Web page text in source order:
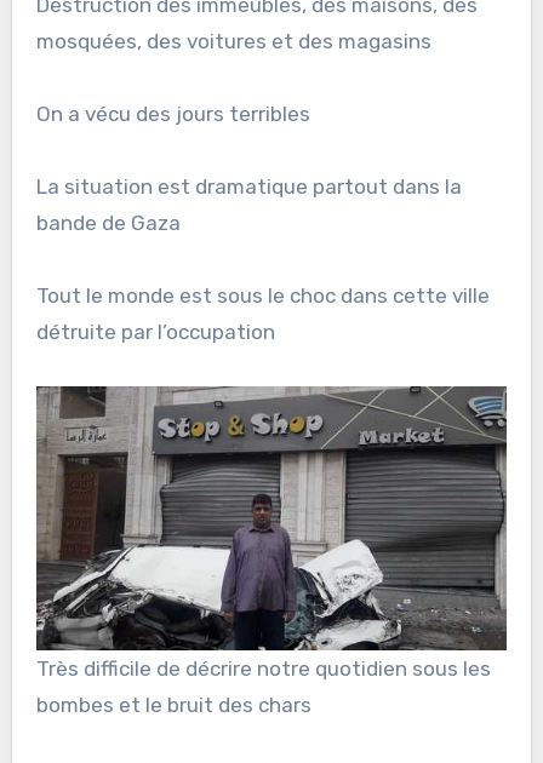
mosquées, des voitures et des magasins
On a vécu des jours terribles
La situation est dramatique partout dans la
bande de Gaza
Tout le monde est sous le choc dans cette ville
détruite par l’occupation
Très difficile de décrire notre quotidien sous les
bombes et le bruit des chars